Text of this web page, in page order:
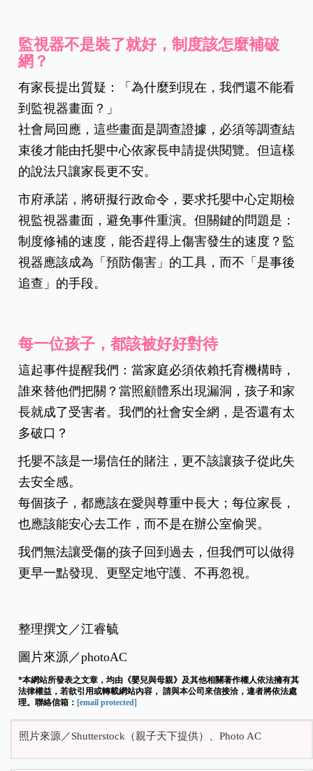
監視器不是裝了就好，制度該怎麼補破
網？
有家長提出質疑：「為什麼到現在，我們還不能看
到監視器畫面？」
社會局回應，這些畫面是調查證據，必須等調查結
束後才能由托嬰中心依家長申請提供閱覽。但這樣
的說法只讓家長更不安。
市府承諾，將研擬行政命令，要求托嬰中心定期檢
視監視器畫面，避免事件重演。但關鍵的問題是：
制度修補的速度，能否趕得上傷害發生的速度？監
視器應該成為「預防傷害」的工具，而不「是事後
追查」的手段。
每一位孩子，都該被好好對待
這起事件提醒我們：當家庭必須依賴托育機構時，
誰來替他們把關？當照顧體系出現漏洞，孩子和家
長就成了受害者。我們的社會安全網，是否還有太
多破口？
托嬰不該是一場信任的賭注，更不該讓孩子從此失
去安全感。
每個孩子，都應該在愛與尊重中長大；每位家長，
也應該能安心去工作，而不是在辦公室偷哭。
我們無法讓受傷的孩子回到過去，但我們可以做得
更早一點發現、更堅定地守護、不再忽視。
整理撰文／江睿毓
圖片來源／photoAC
*本網站所發表之文章，均由《嬰兒與母親》及其他相關著作權人依法擁有其
法律權益，若欲引用或轉載網站內容， 請與本公司來信接洽，違者將依法處
理。聯絡信箱： [email protected]
照片來源／Shutterstock（親子天下提供）、Photo AC